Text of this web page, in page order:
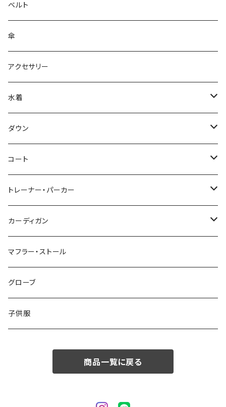
ベルト
傘
アクセサリー
水着
～44/S
46/M
48/L
50/XL～
ダウン
～44/S
46/M
48/L
50/XL～
コート
～44/S
46/M
48/L
50/XL～
トレーナー・パーカー
～44/S
46/M
48/L
50/XL～
カーディガン
～44/S
46/M
48/L
マフラー・ストール
グローブ
子供服
商品一覧に戻る